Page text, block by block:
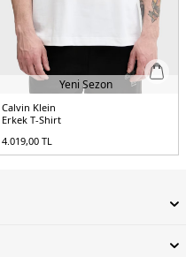
Yeni Sezon
Calvin Klein
Erkek T-Shirt
4.019,00 TL